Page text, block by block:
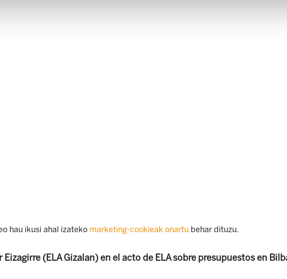
hau ikusi ahal izateko marketing-cookieak onartu behar dituzu.
Eizagirre (ELA Gizalan) en el acto de ELA sobre presupuestos en